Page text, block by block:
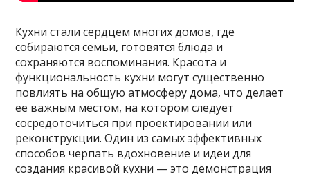
Кухни стали сердцем многих домов, где
собираются семьи, готовятся блюда и
сохраняются воспоминания. Красота и
функциональность кухни могут существенно
повлиять на общую атмосферу дома, что делает
ее важным местом, на котором следует
сосредоточиться при проектировании или
реконструкции. Один из самых эффективных
способов черпать вдохновение и идеи для
создания красивой кухни — это демонстрация